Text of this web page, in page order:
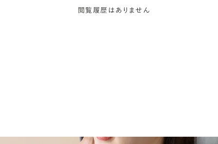
閲覧履歴はありません